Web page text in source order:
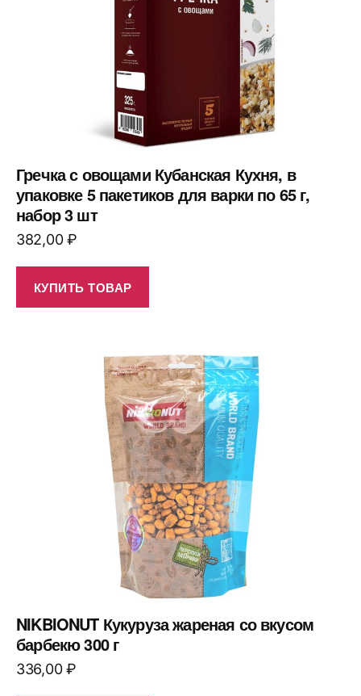
Гречка с овощами Кубанская Кухня, в
упаковке 5 пакетиков для варки по 65 г,
набор 3 шт
382,00₽
КУПИТЬ ТОВАР
NIKBIONUT Кукуруза жареная со вкусом
барбекю 300 г
336,00₽